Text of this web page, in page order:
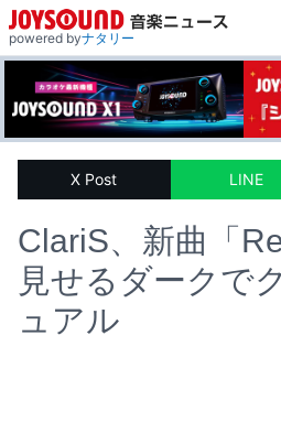
powered byナタリー
X Post LINE
ClariS、新曲「
見せるダークで
ュアル